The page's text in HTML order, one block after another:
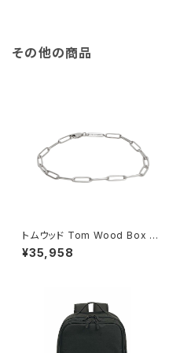
その他の商品
トムウッド Tom Wood Box Br
acelet ブレスレット 100066-
65 シルバー
¥35,958